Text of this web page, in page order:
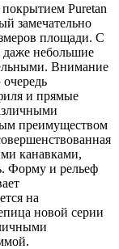
Puretan
замечательно
площади. С
даже небольшие
Внимание
и прямые
преимуществом
канавками,
Форму и рельеф
на
новой серии